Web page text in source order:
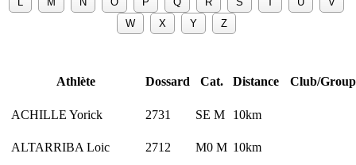
Athlète Dossard Cat. Distance Club/
ACHILLE Yorick 2731 SE M 10km
ALTARRIBA Loic 2712 M0 M 10km